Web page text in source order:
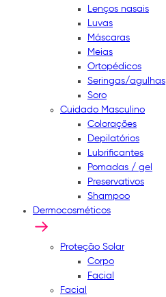
Lenços nasais
Luvas
Máscaras
Meias
Ortopédicos
Seringas/agulhas
Soro
Cuidado Masculino
Colorações
Depilatórios
Lubrificantes
Pomadas / gel
Preservativos
Shampoo
Dermocosméticos
Proteção Solar
Corpo
Facial
Facial